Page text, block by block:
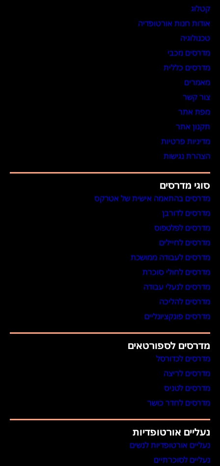
קטלוג
אודות חנות אורטופדיה
טכנולוגיה
מדרסים מכבי
מדרסים כללית
מאמרים
צור קשר
מפת אתר
תקנון אתר
מדיניות פרטיות
הצהרת נגישות
סוגי מדרסים
מדרסים בהתאמה אישית של אטרקס
מדרסים לדורבן
מדרסים לפלטפוס
מדרסים לחיילים
מדרסים לעבודה ממושכת
מדרסים לחולי סוכרת
מדרסים לנעלי עבודה
מדרסים להליכה
מדרסים פונקציונליים
מדרסים לספורטאים
מדרסים לכדורסל
מדרסים לריצה
מדרסים לטניס
מדרסים לחדר כושר
נעליים אורטופדיות
נעליים אורטופדיות לנשים
נעליים לסוכרתיים